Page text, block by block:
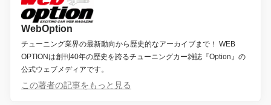
WebOption
チューニング業界の最新動向から歴史的なアーカイブまで！ WEB
OPTIONは創刊40年の歴史を誇るチューニングカー雑誌『Option』の
公式ウェブメディアです。
この著者の記事をもっと見る